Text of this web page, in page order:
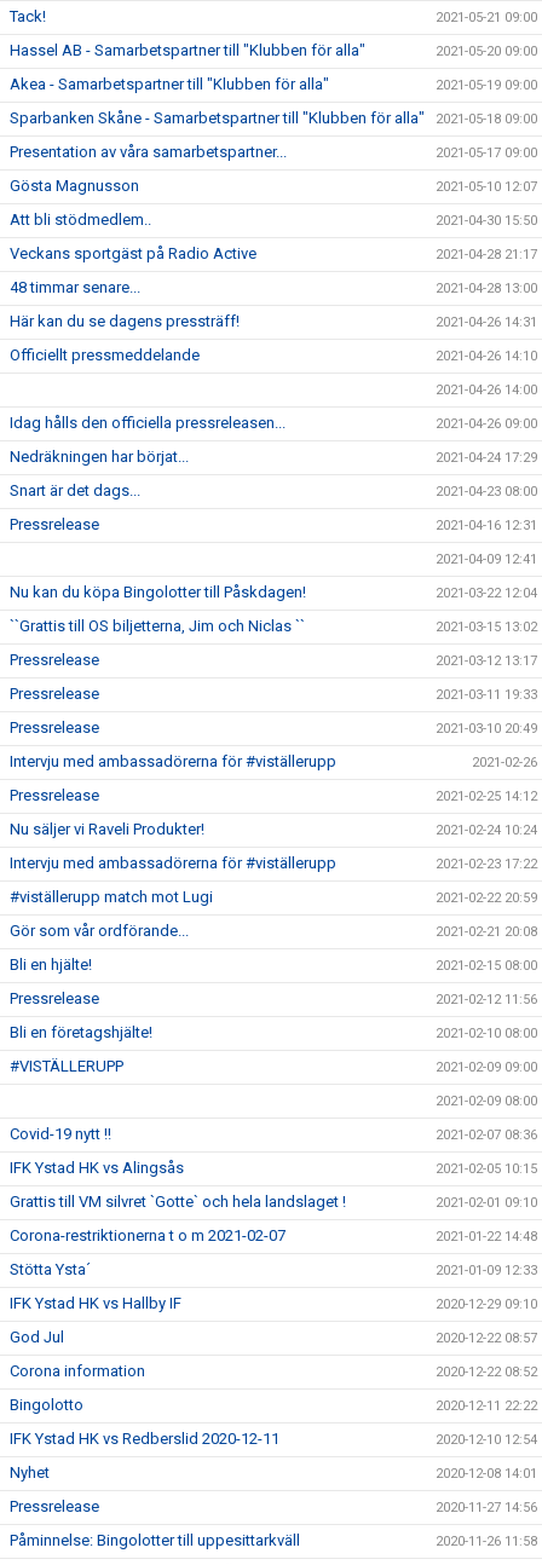
Tack! 2021-05-21 09:00
Hassel AB - Samarbetspartner till "Klubben för alla" 2021-05-20 09:00
Akea - Samarbetspartner till "Klubben för alla" 2021-05-19 09:00
Sparbanken Skåne - Samarbetspartner till "Klubben för alla" 2021-05-18 09:00
Presentation av våra samarbetspartner... 2021-05-17 09:00
Gösta Magnusson 2021-05-10 12:07
Att bli stödmedlem.. 2021-04-30 15:50
Veckans sportgäst på Radio Active 2021-04-28 21:17
48 timmar senare... 2021-04-28 13:00
Här kan du se dagens pressträff! 2021-04-26 14:31
Officiellt pressmeddelande 2021-04-26 14:10
2021-04-26 14:00
Idag hålls den officiella pressreleasen... 2021-04-26 09:00
Nedräkningen har börjat... 2021-04-24 17:29
Snart är det dags... 2021-04-23 08:00
Pressrelease 2021-04-16 12:31
2021-04-09 12:41
Nu kan du köpa Bingolotter till Påskdagen! 2021-03-22 12:04
``Grattis till OS biljetterna, Jim och Niclas `` 2021-03-15 13:02
Pressrelease 2021-03-12 13:17
Pressrelease 2021-03-11 19:33
Pressrelease 2021-03-10 20:49
Intervju med ambassadörerna för #viställerupp 2021-02-26
Pressrelease 2021-02-25 14:12
Nu säljer vi Raveli Produkter! 2021-02-24 10:24
Intervju med ambassadörerna för #viställerupp 2021-02-23 17:22
#viställerupp match mot Lugi 2021-02-22 20:59
Gör som vår ordförande... 2021-02-21 20:08
Bli en hjälte! 2021-02-15 08:00
Pressrelease 2021-02-12 11:56
Bli en företagshjälte! 2021-02-10 08:00
#VISTÄLLERUPP 2021-02-09 09:00
2021-02-09 08:00
Covid-19 nytt !! 2021-02-07 08:36
IFK Ystad HK vs Alingsås 2021-02-05 10:15
Grattis till VM silvret `Gotte` och hela landslaget ! 2021-02-01 09:10
Corona-restriktionerna t o m 2021-02-07 2021-01-22 14:48
Stötta Ysta´ 2021-01-09 12:33
IFK Ystad HK vs Hallby IF 2020-12-29 09:10
God Jul 2020-12-22 08:57
Corona information 2020-12-22 08:52
Bingolotto 2020-12-11 22:22
IFK Ystad HK vs Redberslid 2020-12-11 2020-12-10 12:54
Nyhet 2020-12-08 14:01
Pressrelease 2020-11-27 14:56
Påminnelse: Bingolotter till uppesittarkväll 2020-11-26 11:58